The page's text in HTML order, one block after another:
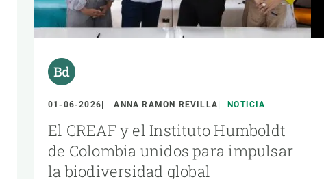
01-06-2026 ANNA RAMON REVILLA NOTICIA
El CREAF y el Instituto Humboldt
de Colombia unidos para impulsar
la biodiversidad global